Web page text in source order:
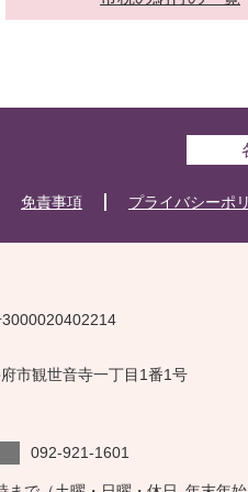
免責事項 プライバシーポ
市観世音寺一丁目1番1号
092-921-1601